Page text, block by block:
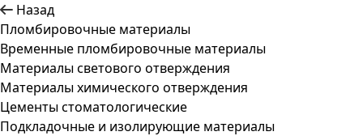
Назад
Пломбировочные материалы
Временные пломбировочные материалы
Материалы светового отверждения
Материалы химического отверждения
Цементы стоматологические
Подкладочные и изолирующие материалы